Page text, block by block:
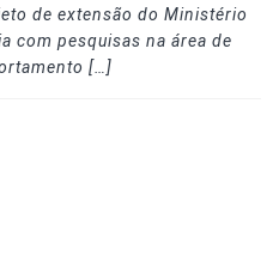
de extensão do Ministério
com pesquisas na área de
[…]